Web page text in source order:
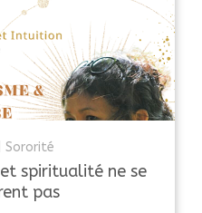
Sororité
spiritualité ne se
pas